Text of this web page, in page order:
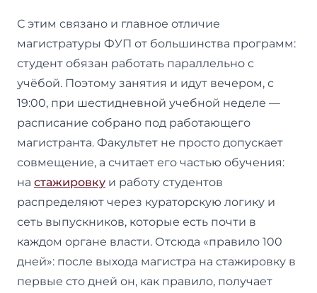
С этим связано и главное отличие
магистратуры ФУП от большинства программ:
студент обязан работать параллельно с
учёбой. Поэтому занятия и идут вечером, с
19:00, при шестидневной учебной неделе —
расписание собрано под работающего
магистранта. Факультет не просто допускает
совмещение, а считает его частью обучения:
на стажировку и работу студентов
распределяют через кураторскую логику и
сеть выпускников, которые есть почти в
каждом органе власти. Отсюда «правило 100
дней»: после выхода магистра на стажировку в
первые сто дней он, как правило, получает